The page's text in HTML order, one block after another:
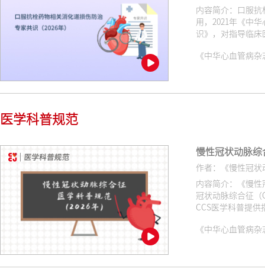
内容简介：口服
用，2021年《中
识》，对指导临
风险评估及其治
《中华心血管病
医学科普规范
慢性冠状动脉
作者：《慢性冠
内容简介：《慢
冠状动脉综合征
CCS医学科普提
《中华心血管病